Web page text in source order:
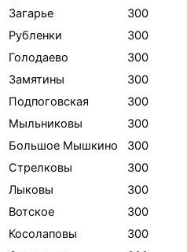
Загарье
300
Рубленки
300
Голодаево
300
Замятины
300
Подпоговская
300
Мыльниковы
300
Большое Мышкино
300
Стрелковы
300
Лыковы
300
Вотское
300
Косолаповы
300